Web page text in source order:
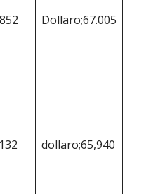
Dollaro;67.005
dollaro;65,940